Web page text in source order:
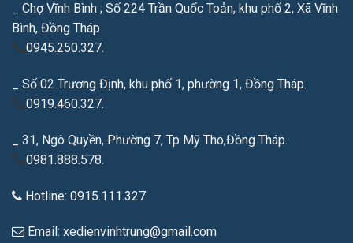
_ Chợ Vĩnh Bình ; Số 224 Trần Quốc Toản, khu phố 2, Xã Vĩnh
Bình, Đồng Tháp
0945.250.327.
_ Số 02 Trương Định, khu phố 1, phường 1, Đồng Tháp.
0919.460.327.
_ 31, Ngô Quyền, Phường 7, Tp Mỹ Tho,Đồng Tháp.
0981.888.578.
Hotline: 0915.111.327
Email: xedienvinhtrung@gmail.com